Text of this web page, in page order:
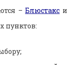
–Блюстакс и
пунктов: